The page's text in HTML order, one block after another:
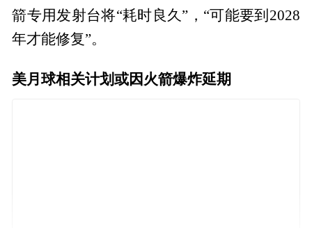
箭专用发射台将“耗时良久”，“可能要到2028
年才能修复”。
美月球相关计划或因火箭爆炸延期